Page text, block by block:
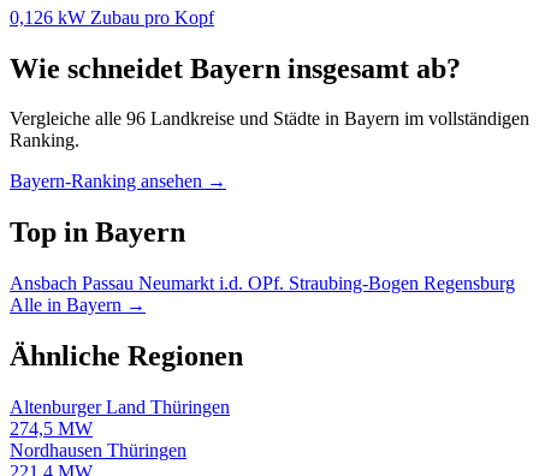
0,126 kW Zubau pro Kopf
Wie schneidet Bayern insgesamt ab?
Vergleiche alle 96 Landkreise und Städte in Bayern im vollständigen
Ranking.
Bayern-Ranking ansehen →
Top in Bayern
Ansbach Passau Neumarkt i.d. OPf. Straubing-Bogen Regensburg
Alle in Bayern →
Ähnliche Regionen
Altenburger Land Thüringen
274,5 MW
Nordhausen Thüringen
221,4 MW